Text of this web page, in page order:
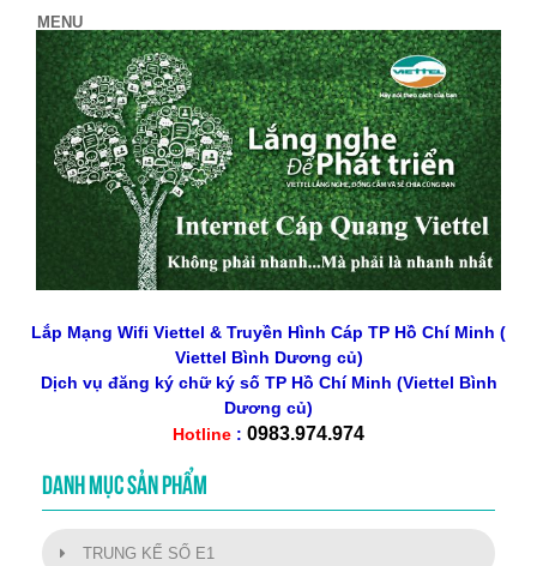
Lắp Mạng Wifi Viettel & Truyền Hình Cáp TP Hồ Chí Minh (
Viettel Bình Dương củ)
Dịch vụ đăng ký chữ ký số TP Hồ Chí Minh (Viettel Bình
Dương củ)
Hotline : 0983.974.974
DANH MỤC SẢN PHẨM
TRUNG KẾ SỐ E1